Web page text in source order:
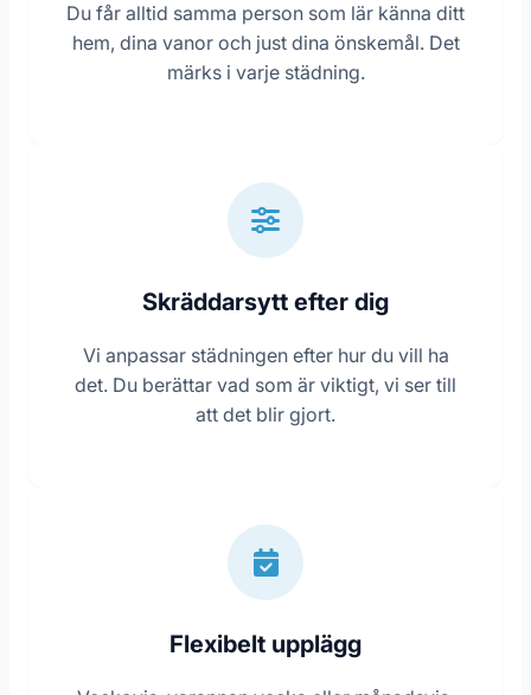
Du får alltid samma person som lär känna ditt
hem, dina vanor och just dina önskemål. Det
märks i varje städning.
Skräddarsytt efter dig
Vi anpassar städningen efter hur du vill ha
det. Du berättar vad som är viktigt, vi ser till
att det blir gjort.
Flexibelt upplägg